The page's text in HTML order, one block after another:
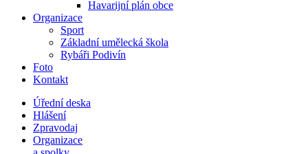
Havarijní plán obce
Organizace
Sport
Základní umělecká škola
Rybáři Podivín
Foto
Kontakt
Úřední deska
Hlášení
Zpravodaj
Organizace